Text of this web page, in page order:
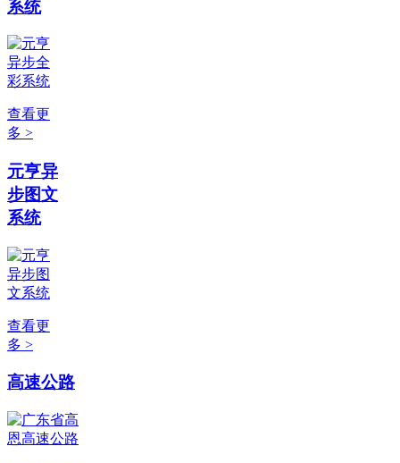
系统
查看更
多 >
元亨异
步图文
系统
查看更
多 >
高速公路